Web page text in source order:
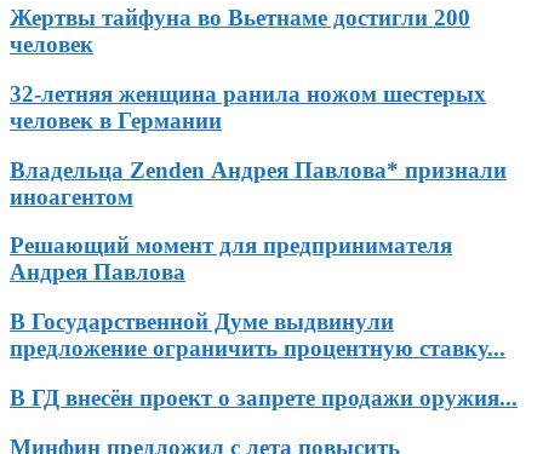
Жертвы тайфуна во Вьетнаме достигли 200
человек
32-летняя женщина ранила ножом шестерых
человек в Германии
Владельца Zenden Андрея Павлова* признали
иноагентом
Решающий момент для предпринимателя
Андрея Павлова
В Государственной Думе выдвинули
предложение ограничить процентную ставку...
В ГД внесён проект о запрете продажи оружия...
Минфин предложил с лета повысить